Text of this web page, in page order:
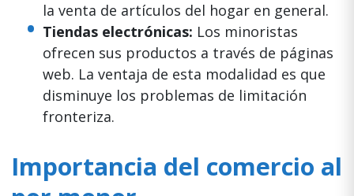
la venta de artículos del hogar en general.
Tiendas electrónicas: Los minoristas
ofrecen sus productos a través de páginas
web. La ventaja de esta modalidad es que
disminuye los problemas de limitación
fronteriza.
Importancia del comercio al